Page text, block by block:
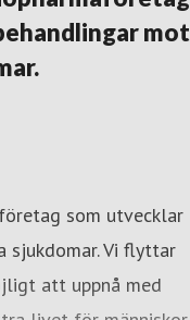
mot
som utvecklar
sjukdomar. Vi flyttar
att uppnå med